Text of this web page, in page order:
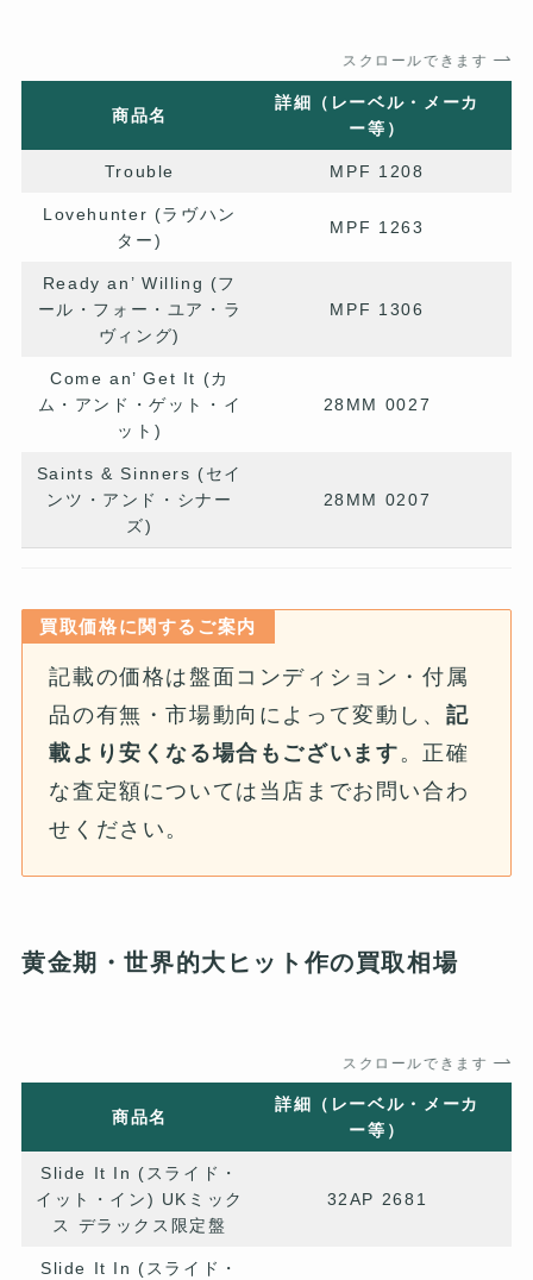
スクロールできます
商品名
詳細（レーベル・メーカ
ー等）
Trouble MPF 1208
Lovehunter (ラヴハン
ター)
MPF 1263
Ready an’ Willing (フ
ール・フォー・ユア・ラ
ヴィング)
MPF 1306
Come an’ Get It (カ
ム・アンド・ゲット・イ
ット)
28MM 0027
Saints & Sinners (セイ
ンツ・アンド・シナー
ズ)
28MM 0207
買取価格に関するご案内
記載の価格は盤面コンディション・付属
品の有無・市場動向によって変動し、 記
載より安くなる場合もございます。正確
な査定額については当店までお問い合わ
せください。
黄金期・世界的大ヒット作の買取相場
スクロールできます
商品名
詳細（レーベル・メーカ
ー等）
Slide It In (スライド・
イット・イン) UKミック
ス デラックス限定盤
32AP 2681
Slide It In (スライド・